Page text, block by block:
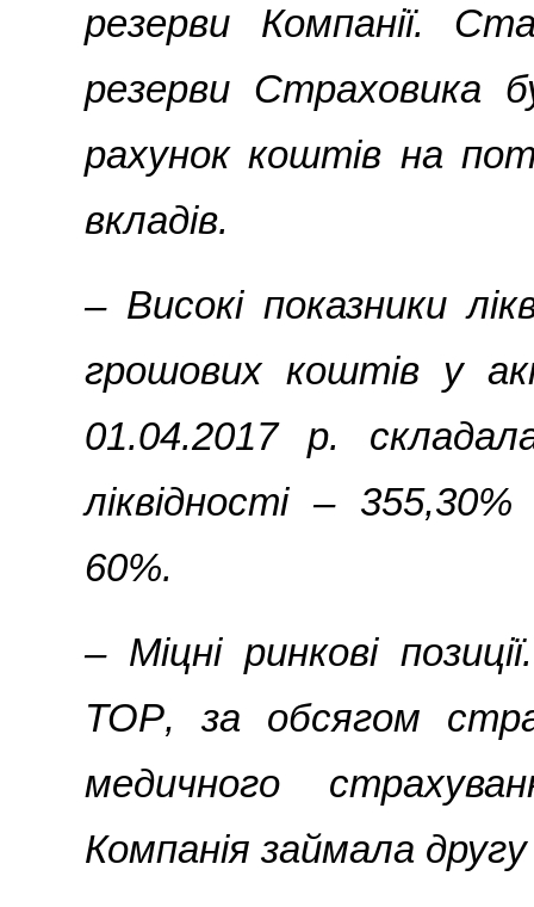
резерви Компанії.
резерви Страховика
рахунок коштів на
вкладів.
­­– Високі показники
грошових коштів у
01.04.2017 р.
ліквідності ­–
60%.
– Міцні ринкові
TOP, за обсягом
медичного
Компанія займала другу